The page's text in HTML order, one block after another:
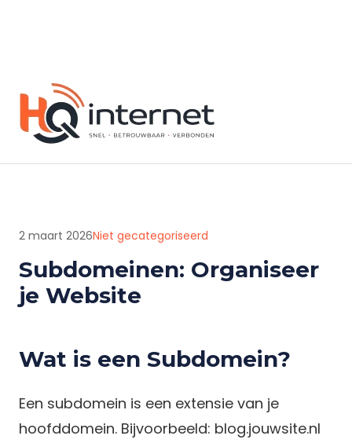
2 maart 2026Niet gecategoriseerd
Subdomeinen: Organiseer
je Website
Wat is een Subdomein?
Een subdomein is een extensie van je
hoofddomein. Bijvoorbeeld: blog.jouwsite.nl